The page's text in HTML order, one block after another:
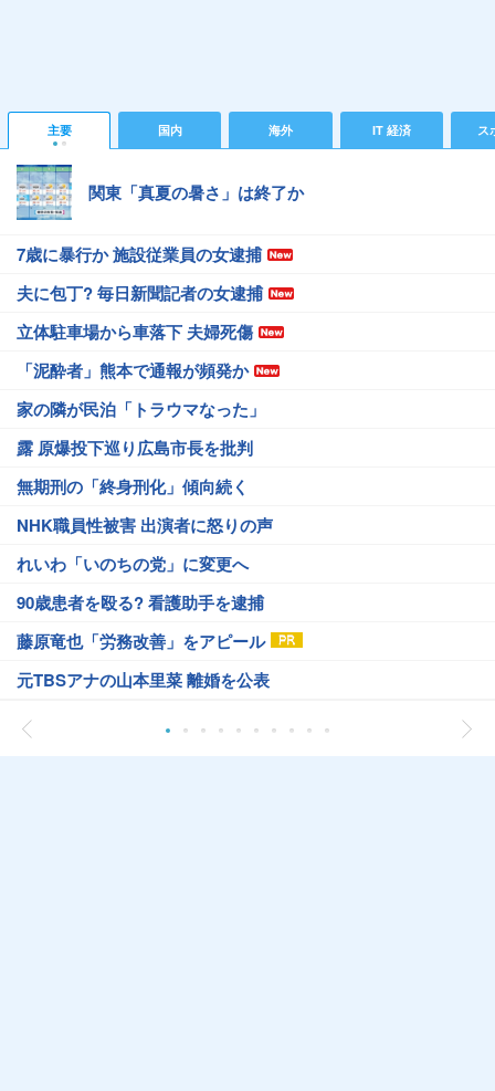
主要 国内 海外 IT 経済 ス
関東「真夏の暑さ」は終了か
7歳に暴行か 施設従業員の女逮捕
夫に包丁? 毎日新聞記者の女逮捕
立体駐車場から車落下 夫婦死傷
「泥酔者」熊本で通報が頻発か
家の隣が民泊「トラウマなった」
露 原爆投下巡り広島市長を批判
無期刑の「終身刑化」傾向続く
NHK職員性被害 出演者に怒りの声
れいわ「いのちの党」に変更へ
90歳患者を殴る? 看護助手を逮捕
藤原竜也「労務改善」をアピール
元TBSアナの山本里菜 離婚を公表